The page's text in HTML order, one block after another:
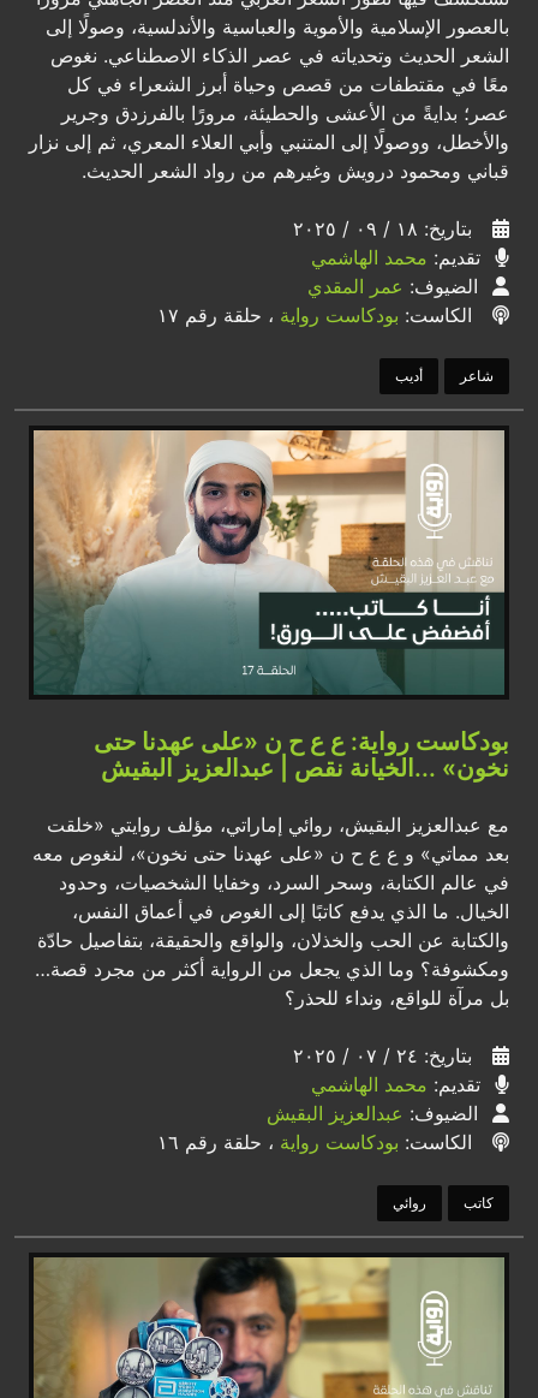
بالعصور الإسلامية والأموية والعباسية والأندلسية، وصولًا إلى
الشعر الحديث وتحدياته في عصر الذكاء الاصطناعي. نغوص
معًا في مقتطفات من قصص وحياة أبرز الشعراء في كل
عصر؛ بدايةً من الأعشى والحطيئة، مرورًا بالفرزدق وجرير
والأخطل، ووصولًا إلى المتنبي وأبي العلاء المعري، ثم إلى نزار
قباني ومحمود درويش وغيرهم من رواد الشعر الحديث.
بتاريخ: ١٨ / ٠٩ / ٢٠٢٥
تقديم: محمد الهاشمي
الضيوف: عمر المقدي
الكاست: بودكاست رواية ، حلقة رقم ١٧
شاعر أديب
بودكاست رواية: ع ع ح ن «على عهدنا حتى
نخون» ...الخيانة نقص | عبدالعزيز البقيش
مع عبدالعزيز البقيش، روائي إماراتي، مؤلف روايتي «خلقت
بعد مماتي» و ع ع ح ن «على عهدنا حتى نخون»، لنغوص معه
في عالم الكتابة، وسحر السرد، وخفايا الشخصيات، وحدود
الخيال. ما الذي يدفع كاتبًا إلى الغوص في أعماق النفس،
والكتابة عن الحب والخذلان، والواقع والحقيقة، بتفاصيل حادّة
ومكشوفة؟ وما الذي يجعل من الرواية أكثر من مجرد قصة…
بل مرآة للواقع، ونداء للحذر؟
بتاريخ: ٢٤ / ٠٧ / ٢٠٢٥
تقديم: محمد الهاشمي
الضيوف: عبدالعزيز البقيش
الكاست: بودكاست رواية ، حلقة رقم ١٦
كاتب روائي